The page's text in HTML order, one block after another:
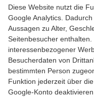
Diese Website nutzt die
Google Analytics.
Aussagen zu Alter,
Seitenbesucher
interessenbezogener
Besucherdaten von
bestimmten Person
Funktion jederzeit über
Google-Konto